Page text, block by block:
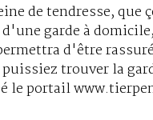
de tendresse, que
garde à
d'être
trouver la
le portail